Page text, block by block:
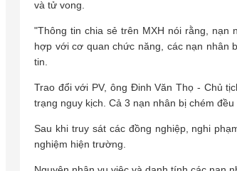
và tử vong.
"Thông tin chia sẻ trên MXH nói rằng,
hợp với cơ quan chức năng, các nạn nhân
tin.
Trao đổi với PV, ông Đinh Văn Thọ - Chủ
trạng nguy kịch. Cả 3 nạn nhân bị chém
Sau khi truy sát các đồng nghiệp, nghi
nghiệm hiện trường.